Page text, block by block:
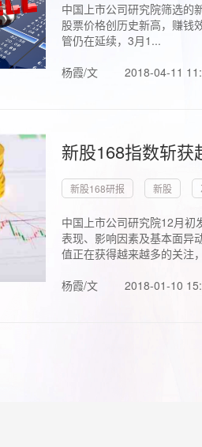
中国上市公司研究院筛选的
股票价格创历史新高，赚钱
管仍在延续，3月1...
杨霞/文
2018-04-11
新股168指数斩
新股168研报 新股
中国上市公司研究院12月初
表现、影响因素及基本面异
值正在获得越来越多的关注
杨霞/文
2018-01-10